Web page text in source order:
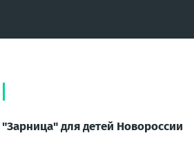
"Зарница" для детей Новороссии